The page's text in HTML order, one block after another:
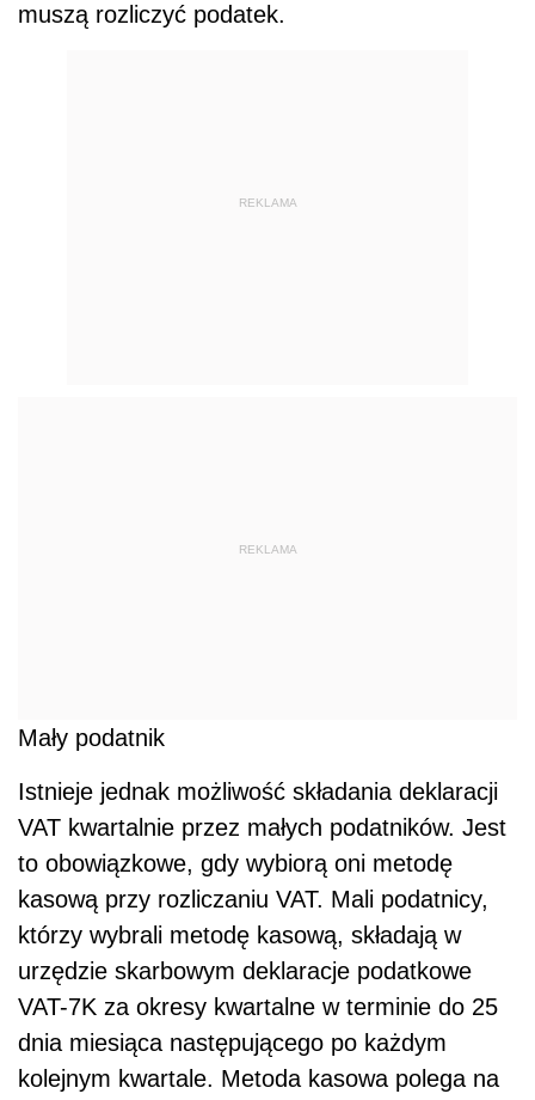
muszą rozliczyć podatek.
REKLAMA
REKLAMA
Mały podatnik
Istnieje jednak możliwość składania deklaracji
VAT kwartalnie przez małych podatników. Jest
to obowiązkowe, gdy wybiorą oni metodę
kasową przy rozliczaniu VAT. Mali podatnicy,
którzy wybrali metodę kasową, składają w
urzędzie skarbowym deklaracje podatkowe
VAT-7K za okresy kwartalne w terminie do 25
dnia miesiąca następującego po każdym
kolejnym kwartale. Metoda kasowa polega na